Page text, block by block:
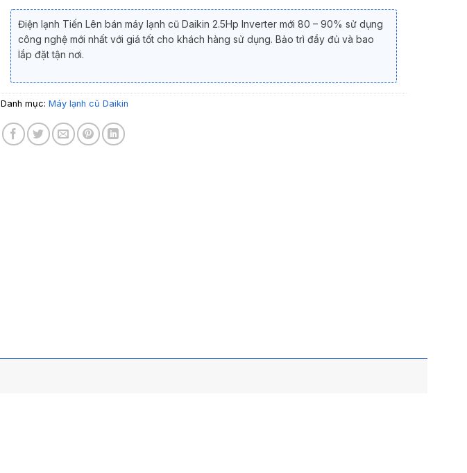
Điện lạnh Tiến Lên bán máy lạnh cũ Daikin 2.5Hp Inverter mới 80 – 90% sử dụng
công nghệ mới nhất với giá tốt cho khách hàng sử dụng. Bảo trì đầy đủ và bao
lắp đặt tận nơi.
Danh mục: Máy lạnh cũ Daikin